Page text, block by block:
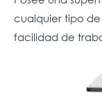
cualquier tipo
facilidad de